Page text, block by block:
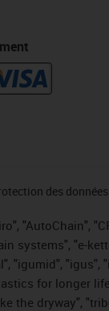
des données
"AutoChain",
systems", "e-
"igumid", "igus",
for longer
the dryway",